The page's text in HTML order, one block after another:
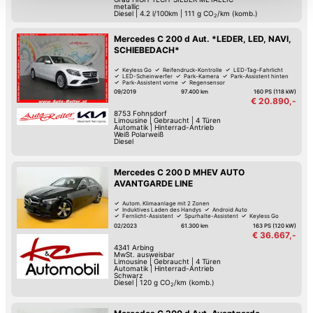
können die Einstellungen jederzeit in unserer
metallic
Diesel
4.2 l/100km 111 g CO2 /km (komb.)
Mercedes C 200 d Aut. *LEDER, LED, NAVI,
SCHIEBEDACH*
Keyless Go Reifendruck-Kontrolle
LED-Tag-Fahrlicht
LED-Scheinwerfer
Park-Kamera
Park-Assistent hinten
Park-Assistent vorne
Regensensor
09/2019
97.400 km 160 PS (118 kW)
€ 20.890,-
8753 Fohnsdorf
Limousine| Gebraucht
4 Türen
Automatik| Hinterrad-Antrieb
Weiß Polarweiß
Diesel
Mercedes C 200 D MHEV AUTO
AVANTGARDE LINE
Autom. Klimaanlage mit 2 Zonen
Induktives Laden des Handys
Android Auto
Fernlicht-Assistent
Spurhalte-Assistent
Keyless Go
Reifendruck-Kontrolle
Müdigkeitserkennung
02/2023 61.300 km 163 PS (120 kW)
€ 36.667,-
4341 Arbing
MwSt. ausweisbar
Limousine| Gebraucht
4 Türen
Automatik| Hinterrad-Antrieb
Schwarz
Diesel
120 g CO2 /km (komb.)